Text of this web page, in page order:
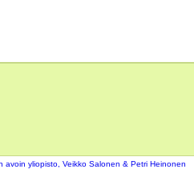
avoin yliopisto, Veikko Salonen & Petri Heinonen